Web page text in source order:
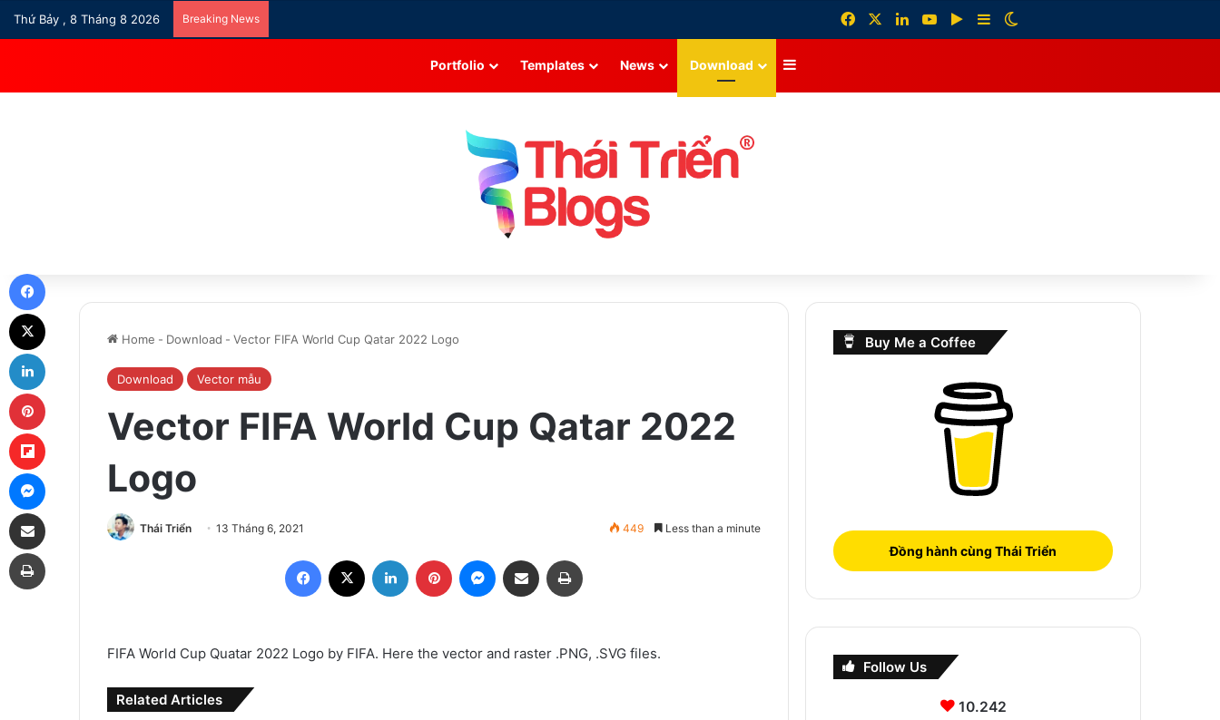
Thứ Bảy , 8 Tháng 8 2026 Breaking News FacebookLinkedInYouTubeGoogle Play
Sidebar
Portfolio Templates News Download Sidebar
Home - Download - Vector FIFA World Cup Qatar 2022 Logo
Download Vector mẫu
Vector FIFA World Cup Qatar 2022
Logo
Thái Triển 13 Tháng 6, 2021 449 Less than a minute
Facebook LinkedIn Pinterest Messenger
Share via Email
FIFA World Cup Quatar 2022 Logo by FIFA. Here the vector and raster .PNG, .SVG files.
Related Articles
Buy Me a Coffee
Đồng hành cùng Thái Triển
Follow Us
10.242